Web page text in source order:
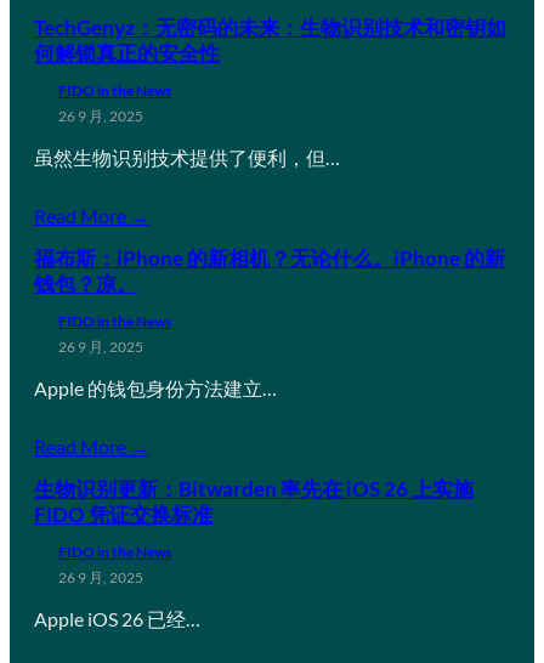
TechGenyz：无密码的未来：生物识别技术和密钥如
何解锁真正的安全性
FIDO in the News
26 9 月, 2025
虽然生物识别技术提供了便利，但…
Read More →
福布斯：iPhone 的新相机？无论什么。iPhone 的新
钱包？凉。
FIDO in the News
26 9 月, 2025
Apple 的钱包身份方法建立…
Read More →
生物识别更新：Bitwarden 率先在 iOS 26 上实施
FIDO 凭证交换标准
FIDO in the News
26 9 月, 2025
Apple iOS 26 已经…